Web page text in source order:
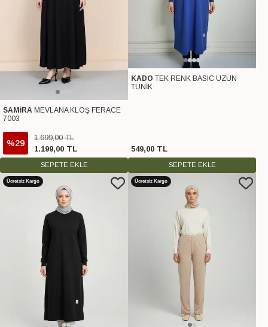
SAMİRA MEVLANA KLOŞ FERACE
7003
%29
1.699,00 TL
1.199,00 TL
SEPETE EKLE
KADO TEK RENK BASIC UZUN
TUNİK
549,00 TL
SEPETE EKLE
Ücretsiz Kargo Ücretsiz Kargo